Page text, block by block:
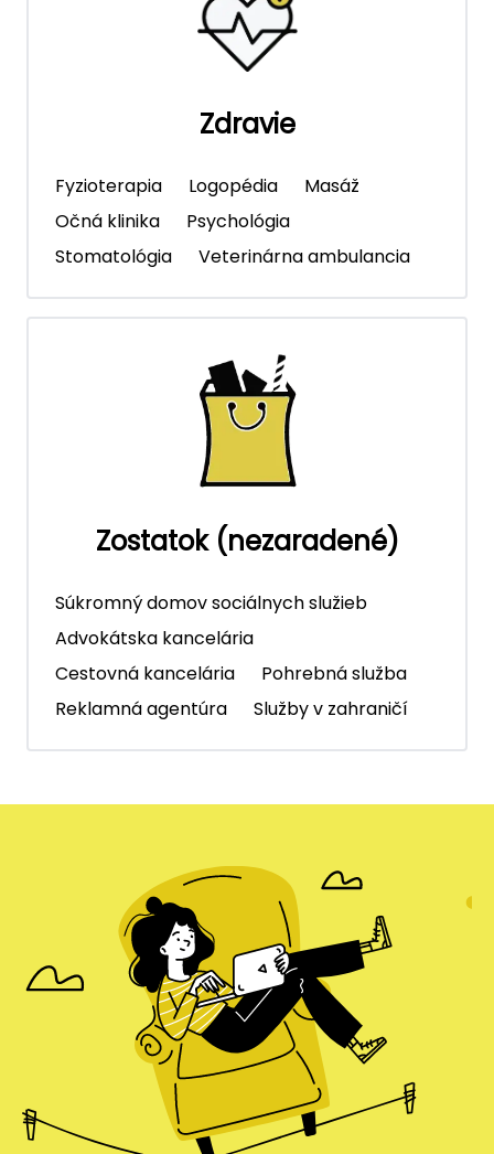
Zdravie
Fyzioterapia Logopédia
Masáž
Očná klinika
Psychológia
Stomatológia
Veterinárna ambulancia
Zostatok (nezaradené)
Súkromný domov sociálnych služieb
Advokátska kancelária
Cestovná kancelária
Pohrebná služba
Reklamná agentúra
Služby v zahraničí